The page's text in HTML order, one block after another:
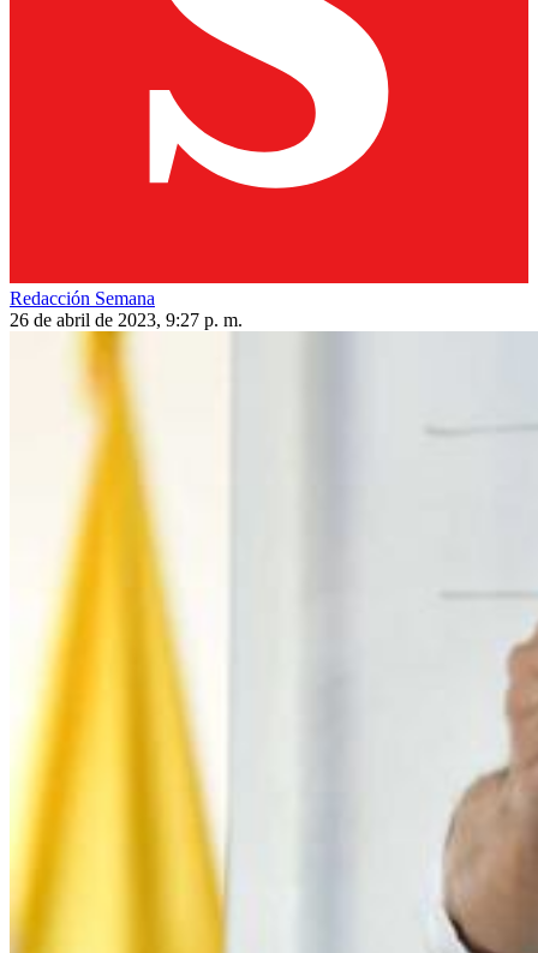
Redacción Semana
26 de abril de 2023, 9:27 p. m.